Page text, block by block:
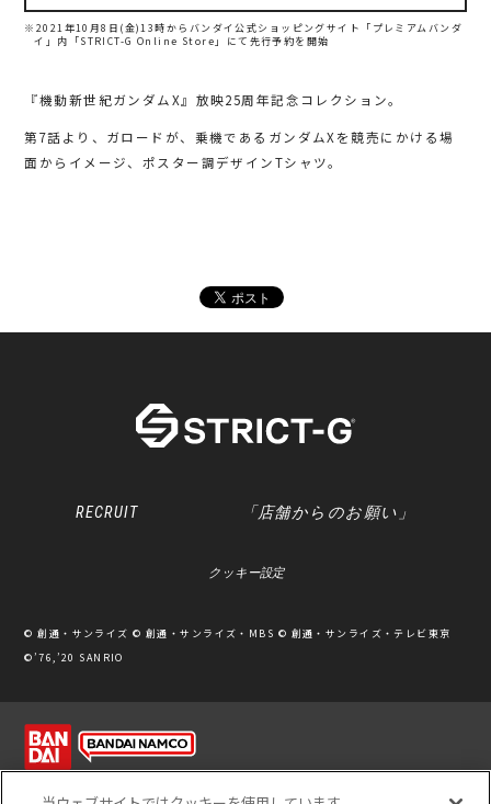
※2021年10月8日(金)13時からバンダイ公式ショッピングサイト「プレミアムバンダ
イ」内
「STRICT-G Online Store」にて先行予約を開始
『機動新世紀ガンダムX』放映25周年記念コレクション。
第7話より、ガロードが、乗機であるガンダムXを競売にかける場
面からイメージ、ポスター調デザインTシャツ。
RECRUIT 「店舗からのお願い」
クッキー設定
© 創通・サンライズ © 創通・サンライズ・MBS © 創通・サンライズ・テレビ東京
©’76,’20 SANRIO